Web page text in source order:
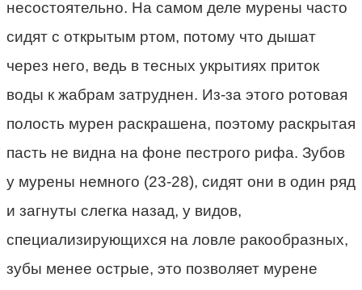
несостоятельно. На самом деле мурены часто
сидят с открытым ртом, потому что дышат
через него, ведь в тесных укрытиях приток
воды к жабрам затруднен. Из-за этого ротовая
полость мурен раскрашена, поэтому раскрытая
пасть не видна на фоне пестрого рифа. Зубов
у мурены немного (23-28), сидят они в один ряд
и загнуты слегка назад, у видов,
специализирующихся на ловле ракообразных,
зубы менее острые, это позволяет мурене